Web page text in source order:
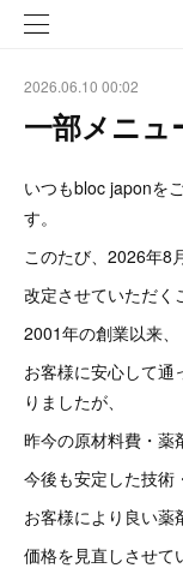
2026.06.10 00:02
一部メニュ
いつもbloc japonを
す。
このたび、2026年8
改定させていただく
2001年の創業以来、
お客様に安心して通
りましたが、
昨今の原材料費・薬
今後も安定した技術
お客様により良い薬
価格を見直しさせて